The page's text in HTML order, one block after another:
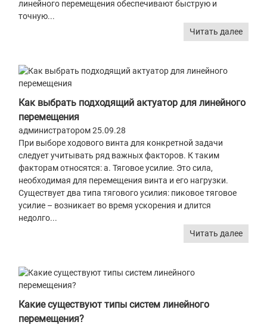
линейного перемещения обеспечивают быструю и
точную...
Читать далее
Как выбрать подходящий актуатор для линейного
перемещения
администратором 25.09.28
При выборе ходового винта для конкретной задачи
следует учитывать ряд важных факторов. К таким
факторам относятся: а. Тяговое усилие. Это сила,
необходимая для перемещения винта и его нагрузки.
Существует два типа тягового усилия: пиковое тяговое
усилие – возникает во время ускорения и длится
недолго...
Читать далее
Какие существуют типы систем линейного
перемещения?